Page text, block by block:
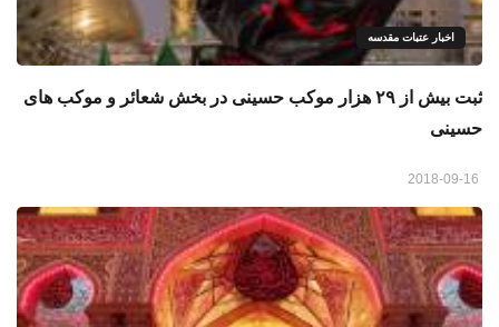
اخبار عتبات مقدسه
ثبت بیش از ۲۹ هزار موکب حسینی در بخش شعائر و موکب های
حسینی